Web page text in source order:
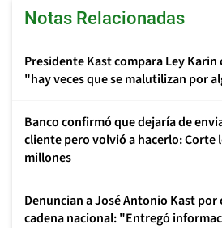
Notas Relacionadas
Presidente Kast compara Ley Karin
"hay veces que se malutilizan por
Banco confirmó que dejaría de
cliente pero volvió a hacerlo: Corte
millones
Denuncian a José Antonio Kast por
cadena nacional: "Entregó